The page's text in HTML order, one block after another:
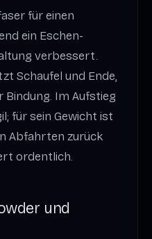
für einen
ein Eschen-
verbessert.
Schaufel und Ende,
Im Aufstieg
für sein Gewicht ist
Abfahrten zurück
ordentlich.
und